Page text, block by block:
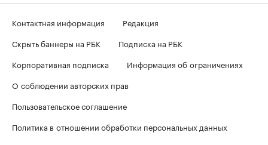
Контактная информация
Редакция
Скрыть баннеры на РБК
Подписка на РБК
Корпоративная подписка
Информация об ограничениях
О соблюдении авторских прав
Пользовательское соглашение
Политика в отношении обработки персональных данных